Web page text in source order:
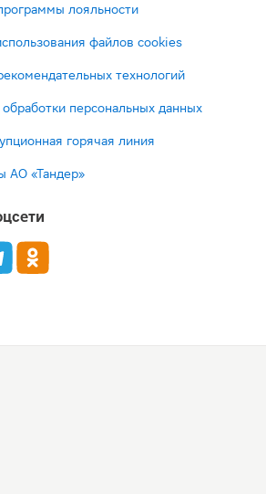
лояльности
файлов cookies
технологий
персональных данных
горячая линия
АО «Тандер»